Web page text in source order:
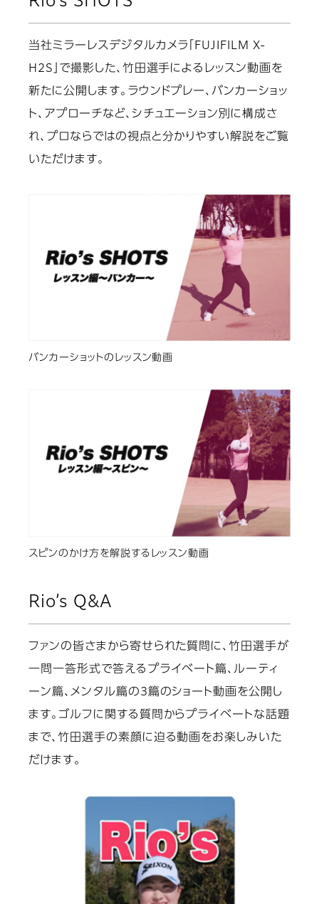
当社ミラーレスデジタルカメラ「FUJIFILM X-
H2S」で撮影した、竹田選手によるレッスン動画を
新たに公開します。ラウンドプレー、バンカーショッ
ト、アプローチなど、シチュエーション別に構成さ
れ、プロならではの視点と分かりやすい解説をご覧
いただけます。
バンカーショットのレッスン動画
スピンのかけ方を解説するレッスン動画
Rio’s Q&A
ファンの皆さまから寄せられた質問に、竹田選手が
一問一答形式で答えるプライベート篇、ルーティ
ーン篇、メンタル篇の3篇のショート動画を公開し
ます。ゴルフに関する質問からプライベートな話題
まで、竹田選手の素顔に迫る動画をお楽しみいた
だけます。